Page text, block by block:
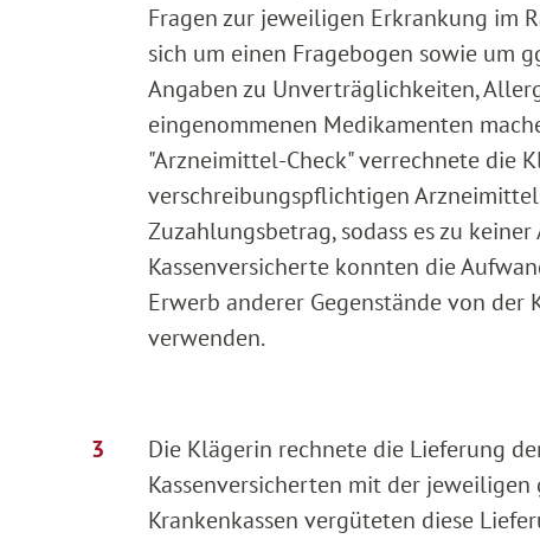
Fragen zur jeweiligen Erkrankung im
sich um einen Fragebogen sowie um
Angaben zu Unverträglichkeiten,
eingenommenen Medikamenten
"Arzneimittel-Check" verrechnete die
verschreibungspflichtigen
Zuzahlungsbetrag, sodass es zu
Kassenversicherte konnten die
Erwerb anderer Gegenstände von
verwenden.
Die Klägerin rechnete die Lieferung
Kassenversicherten mit der jeweiligen
Krankenkassen vergüteten diese